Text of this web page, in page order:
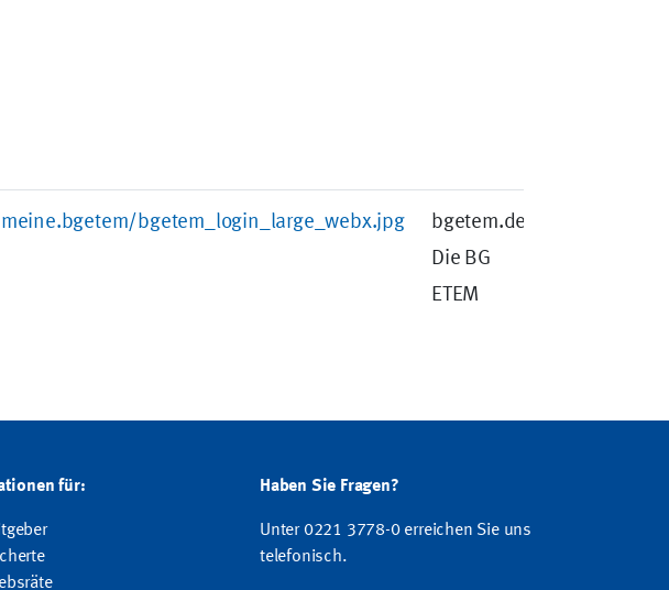
bgetem_login_large_webx.jpg
bgetem.de -
Die BG
ETEM
für: Haben Sie Fragen?
Unter 0221 3778-0 erreichen Sie uns
telefonisch.